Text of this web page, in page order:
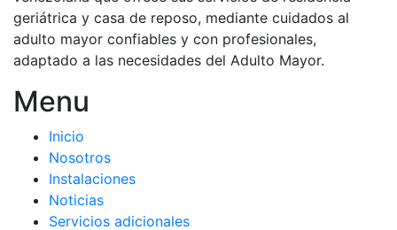
geriátrica y casa de reposo, mediante cuidados al
adulto mayor confiables y con profesionales,
adaptado a las necesidades del Adulto Mayor.
Menu
Inicio
Nosotros
Instalaciones
Noticias
Servicios adicionales